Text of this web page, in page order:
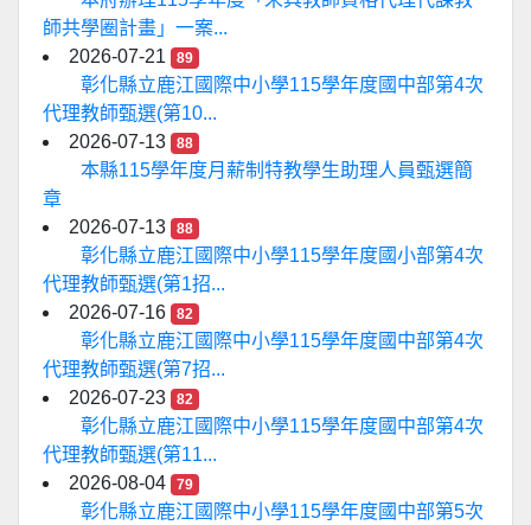
師共學圈計畫」一案...
2026-07-21
89
彰化縣立鹿江國際中小學115學年度國中部第4次
代理教師甄選(第10...
2026-07-13
88
本縣115學年度月薪制特教學生助理人員甄選簡
章
2026-07-13
88
彰化縣立鹿江國際中小學115學年度國小部第4次
代理教師甄選(第1招...
2026-07-16
82
彰化縣立鹿江國際中小學115學年度國中部第4次
代理教師甄選(第7招...
2026-07-23
82
彰化縣立鹿江國際中小學115學年度國中部第4次
代理教師甄選(第11...
2026-08-04
79
彰化縣立鹿江國際中小學115學年度國中部第5次